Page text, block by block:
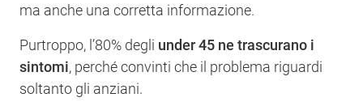
ma anche una corretta informazione.
Purtroppo, l’80% degli under 45 ne trascurano i
sintomi, perché convinti che il problema riguardi
soltanto gli anziani.